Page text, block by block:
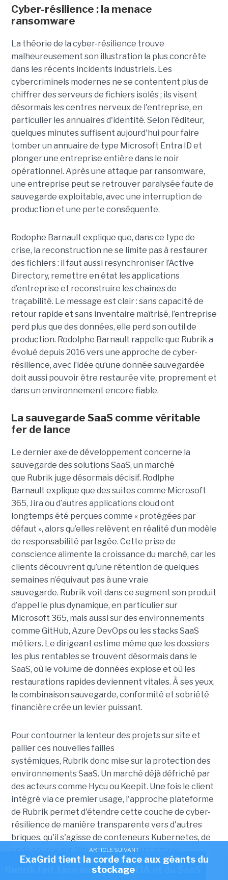
ARTICLE SUIVANT
Rubrik fait face aux défis de l'IA et du SaaS
Cyber-résilience : la menace
ransomware
La théorie de la cyber-résilience trouve
malheureusement son illustration la plus concrète
dans les récents incidents industriels. Les
cybercriminels modernes ne se contentent plus de
chiffrer des serveurs de fichiers isolés ; ils visent
désormais les centres nerveux de l'entreprise, en
particulier les annuaires d'identité. Selon l'éditeur,
quelques minutes suffisent aujourd'hui pour faire
tomber un annuaire de type Microsoft Entra ID et
plonger une entreprise entière dans le noir
opérationnel. Après une attaque par ransomware,
une entreprise peut se retrouver paralysée faute de
sauvegarde exploitable, avec une interruption de
production et une perte conséquente.
Rodophe Barnault explique que, dans ce type de
crise, la reconstruction ne se limite pas à restaurer
des fichiers : il faut aussi resynchroniser l’Active
Directory, remettre en état les applications
d’entreprise et reconstruire les chaînes de
traçabilité. Le message est clair : sans capacité de
retour rapide et sans inventaire maîtrisé, l’entreprise
perd plus que des données, elle perd son outil de
production. Rodolphe Barnault rappelle que Rubrik a
évolué depuis 2016 vers une approche de cyber-
résilience, avec l’idée qu’une donnée sauvegardée
doit aussi pouvoir être restaurée vite, proprement et
dans un environnement encore fiable.
La sauvegarde SaaS comme véritable
fer de lance
Le dernier axe de développement concerne la
sauvegarde des solutions SaaS, un marché
que Rubrik juge désormais décisif. Rodlphe
Barnault explique que des suites comme Microsoft
365, Jira ou d’autres applications cloud ont
longtemps été perçues comme « protégées par
défaut », alors qu’elles relèvent en réalité d’un modèle
de responsabilité partagée. Cette prise de
conscience alimente la croissance du marché, car les
clients découvrent qu’une rétention de quelques
semaines n’équivaut pas à une vraie
sauvegarde. Rubrik voit dans ce segment son produit
d’appel le plus dynamique, en particulier sur
Microsoft 365, mais aussi sur des environnements
comme GitHub, Azure DevOps ou les stacks SaaS
métiers. Le dirigeant estime même que les dossiers
les plus rentables se trouvent désormais dans le
SaaS, où le volume de données explose et où les
restaurations rapides deviennent vitales. À ses yeux,
la combinaison sauvegarde, conformité et sobriété
financière crée un levier puissant.
Pour contourner la lenteur des projets sur site et
pallier ces nouvelles failles
systémiques, Rubrik donc mise sur la protection des
environnements SaaS. Un marché déjà défriché par
des acteurs comme Hycu ou Keepit. Une fois le client
intégré via ce premier usage, l'approche plateforme
de Rubrik permet d'étendre cette couche de cyber-
résilience de manière transparente vers d'autres
briques, qu'il s'agisse de conteneurs Kubernetes, de
code source sur GitHub ou d'infrastructures
virtualisées classiques. En accompagnant parfois
même le financement de cette transition pour
ARTICLE SUIVANT
ExaGrid tient la corde face aux géants du
stockage